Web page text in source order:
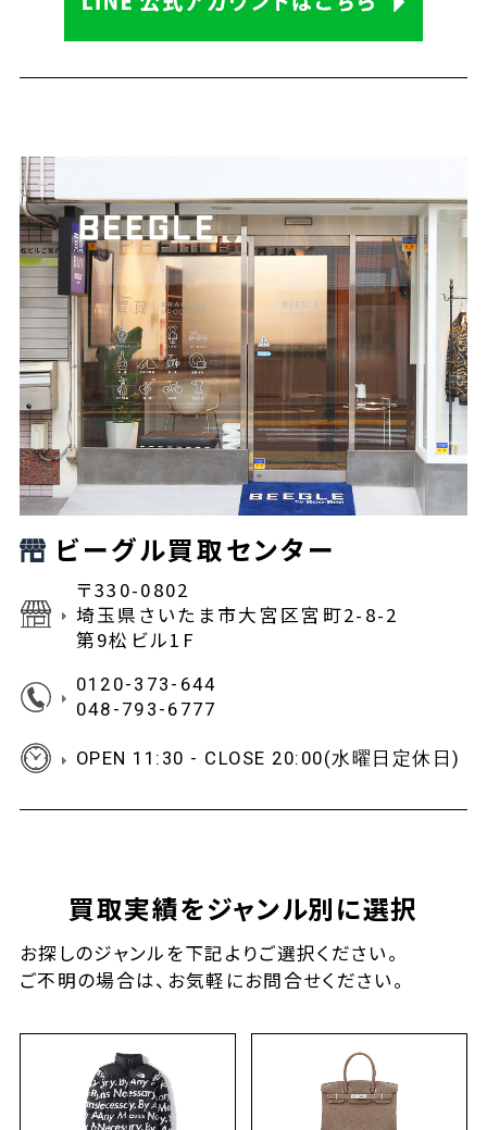
ビーグル買取センター
〒330-0802
埼玉県さいたま市大宮区宮町2-8-2
第9松ビル1F
0120-373-644
048-793-6777
OPEN 11:30 - CLOSE 20:00(水曜日定休日)
買取実績をジャンル別に選択
お探しのジャンルを下記よりご選択ください。
ご不明の場合は、お気軽にお問合せください。